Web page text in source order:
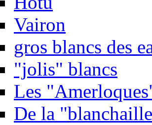
Vairon
gros blancs des
"jolis" blancs
Les
De la